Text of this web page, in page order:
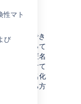
性マト
び
すことはでき
場合であって
るため、匿名
ーを見つけて
では、匿名化
再試行する方